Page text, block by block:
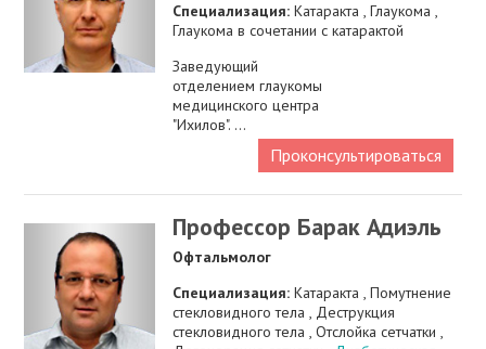
Специализация:Катаракта , Глаукома ,
Глаукома в сочетании с катарактой
Заведующий
отделением глаукомы
медицинского центра
"Ихилов". ...
Проконсультироваться
Профессор Барак Адиэль
Офтальмолог
Специализация:Катаракта , Помутнение
стекловидного тела , Деструкция
стекловидного тела , Отслойка сетчатки ,